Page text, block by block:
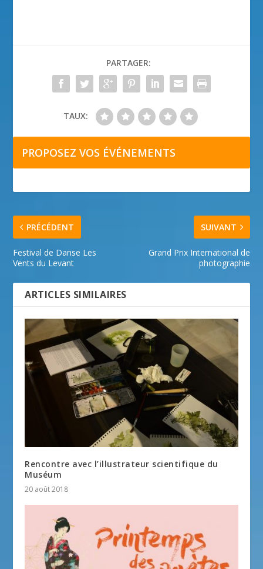
PARTAGER:
TAUX:
PROPOSEZ VOS ÉVÉNEMENTS
PRÉCÉDENT
Festival de Danse Les
Vents du Levant
SUIVANT
Grand Prix International de
photographie
ARTICLES SIMILAIRES
Rencontre avec l’illustrateur scientifique du
Muséum
20 août 2018